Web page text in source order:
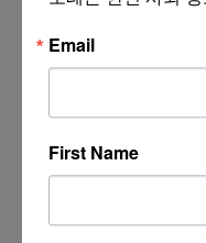
Email
First Name